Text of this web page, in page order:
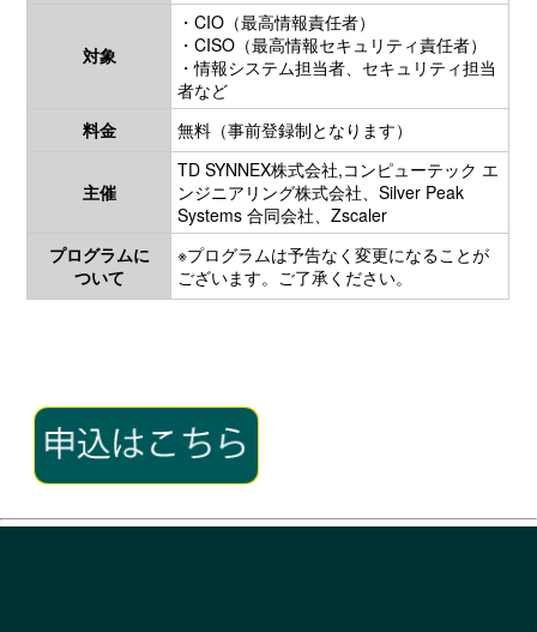
対象
・CIO（最高情報責任者）
・CISO（最高情報セキュリティ責任者）
・情報システム担当者、セキュリティ担当
者など
料金
無料（事前登録制となります）
主催
TD SYNNEX株式会社,コンピューテック エ
ンジニアリング株式会社、Silver Peak
Systems 合同会社、Zscaler
プログラムに
ついて
※プログラムは予告なく変更になることが
ございます。ご了承ください。